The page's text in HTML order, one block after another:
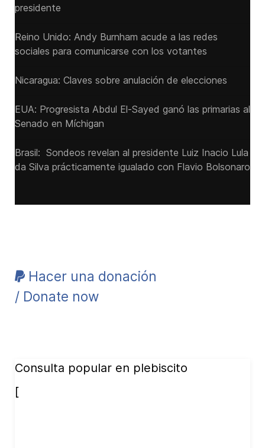
presidente
Reino Unido: Andy ‌Burnham acude a las redes
sociales para comunicarse con los votantes
Nicaragua: Claves sobre anulación de elecciones
EUA: Progresista Abdul El-Sayed ganó las primarias al
Senado ‌en Míchigan
Brasil: Sondeos revelan al presidente Luiz Inacio Lula
da Silva prácticamente igualado con Flavio Bolsonaro
Hacer una donación
/ Donate now
Consulta popular en plebiscito
[